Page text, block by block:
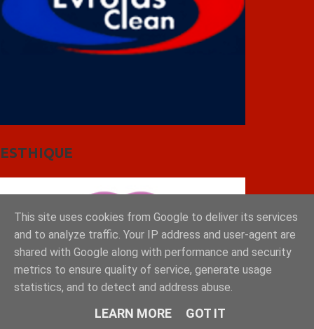
ESTHIQUE
This site uses cookies from Google to deliver its services
and to analyze traffic. Your IP address and user-agent are
shared with Google along with performance and security
metrics to ensure quality of service, generate usage
statistics, and to detect and address abuse.
LEARN MORE GOT IT